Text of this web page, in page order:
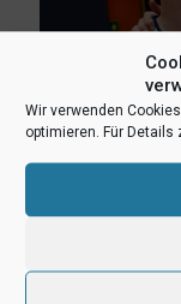
Wir verwenden
optimieren. Für Details